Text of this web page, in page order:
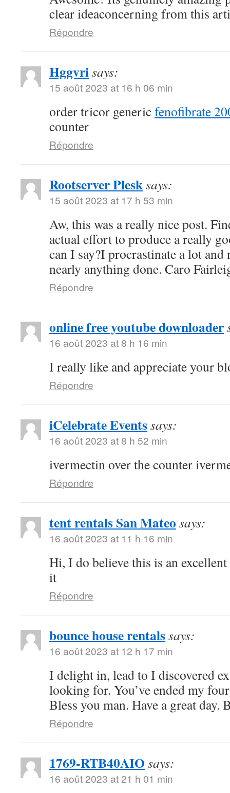
clear ideaconcerning from this
Répondre
Hggvrisays:
15 août 2023 at 16 h 06 min
order tricor genericfenofibrate
counter
Répondre
Rootserver Plesksays:
15 août 2023 at 17 h 53 min
Aw, this was a really nice post.
actual effort to produce a really
can I say?I procrastinate a lot and
nearly anything done. Caro
Répondre
online free youtube downloader
16 août 2023 at 8 h 16 min
I really like and appreciate your
Répondre
iCelebrate Eventssays:
16 août 2023 at 8 h 52 min
ivermectin over the counter
Répondre
tent rentals San Mateo says:
16 août 2023 at 11 h 16 min
Hi, I do believe this is an
it
Répondre
bounce house rentalssays:
16 août 2023 at 12 h 17 min
I delight in, lead to I discovered
looking for. You’ve ended my
Bless you man. Have a great day.
Répondre
1769-RTB40AIO says:
16 août 2023 at 21 h 01 min